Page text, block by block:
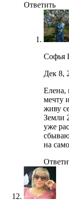
Ответить
Софья
Дек 8,
Елена,
мечту
живу
Земли
уже
на